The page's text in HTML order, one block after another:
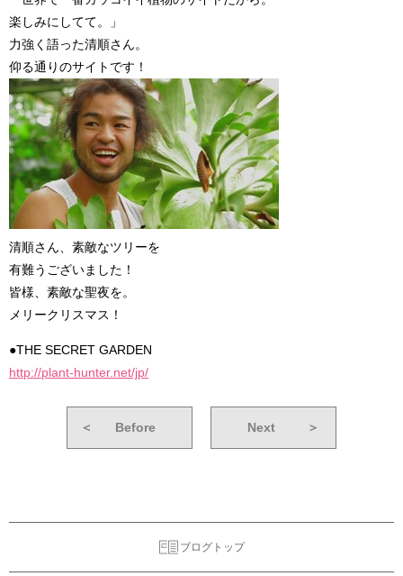
楽しみにしてて。」
力強く語った清順さん。
仰る通りのサイトです！
清順さん、素敵なツリーを
有難うございました！
皆様、素敵な聖夜を。
メリークリスマス！
●THE SECRET GARDEN
http://plant-hunter.net/jp/
＜ Before Next ＞
ブログトップ